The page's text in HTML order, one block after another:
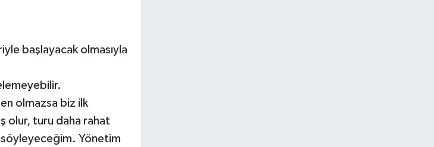
başlayacak olmasıyla
olmazsa biz ilk
olur, turu daha rahat
Yönetim